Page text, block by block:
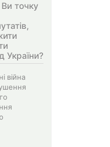
точку
України?
війна